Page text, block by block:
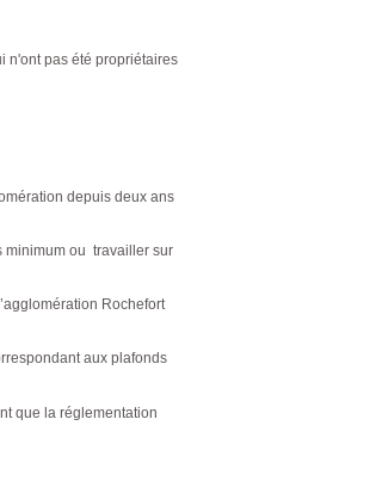
n'ont pas été propriétaires
depuis deux ans
minimum ou travailler sur
Rochefort
aux plafonds
que la réglementation